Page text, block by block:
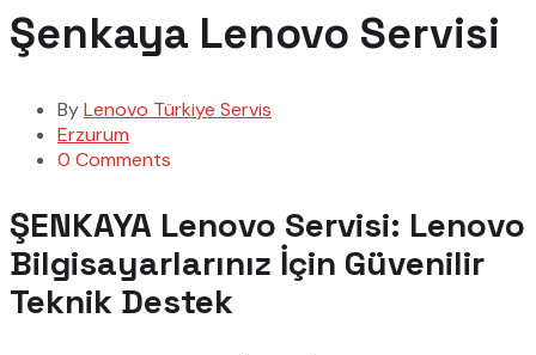
Şenkaya Lenovo Servisi
ByLenovo Türkiye Servis
Erzurum
0 Comments
ŞENKAYA Lenovo Servisi: Lenovo
Bilgisayarlarınız İçin Güvenilir
Teknik Destek